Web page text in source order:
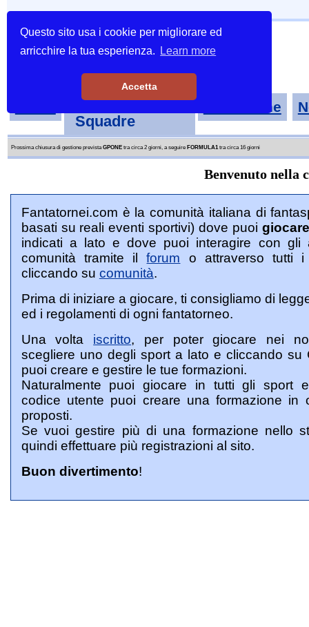
Questo sito usa i cookie per migliorare ed
arricchire la tua esperienza.
Learn more
Accetta
Tornei-
Squadre
Classifiche
Prossima chiusura di gestione previstaGPONEtra circa 2 giorni, a seguire FORMULA1tra circa 16 giorni
Benvenuto nella
Fantatornei.com è la comunità italiana di
basati su reali eventi sportivi) dove puoi
indicati a lato e dove puoi interagire con gli
comunità tramite ilforum o attraverso tutti
cliccando su comunità.
Prima di iniziare a giocare, ti consigliamo di
ed i regolamenti di ogni fantatorneo.
Una volta iscritto, per poter giocare nei
scegliere uno degli sport a lato e cliccando su
puoi creare e gestire le tue formazioni.
Naturalmente puoi giocare in tutti gli sport
codice utente puoi creare una formazione in
proposti.
Se vuoi gestire più di una formazione nello
quindi effettuare più registrazioni al sito.
Buon divertimento!